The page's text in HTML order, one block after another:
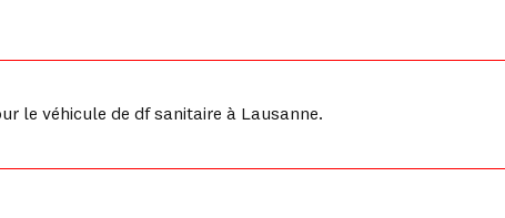
le véhicule de df sanitaire à Lausanne.